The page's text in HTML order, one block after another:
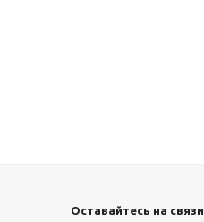
Оставайтесь на связи